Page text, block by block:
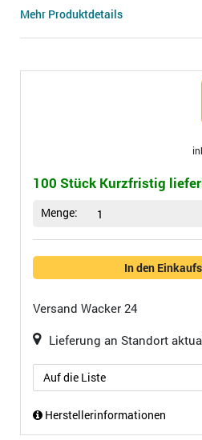
Mehr Produktdetails
100 Stück Kurzfristig
Menge: 1
In den
Versand Wacker 24
Lieferung an Standort
Auf die Liste
Herstellerinformationen